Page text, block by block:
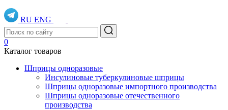
RU ENG
0
Каталог товаров
Шприцы одноразовые
Инсулиновые туберкулиновые шприцы
Шприцы одноразовые импортного производства
Шприцы одноразовые отечественного
производства